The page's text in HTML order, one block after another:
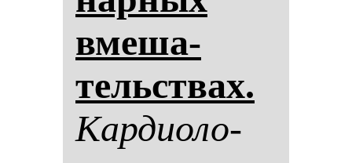
вме­ша­
тельствах.
Кар­ди­оло­